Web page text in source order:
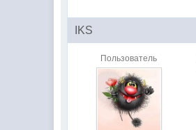
IKS
Пользователь